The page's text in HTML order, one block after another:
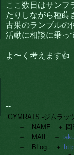
ここ数日はサンフ
たりしながら種蒔
古巣のランブルの
活動に相談に乗っ
よ〜く考えます👍
--
GYMRATS -ジムラッ
＋ NAME ＋ 岡田
＋ MAIL ＋
＋ BLog ＋